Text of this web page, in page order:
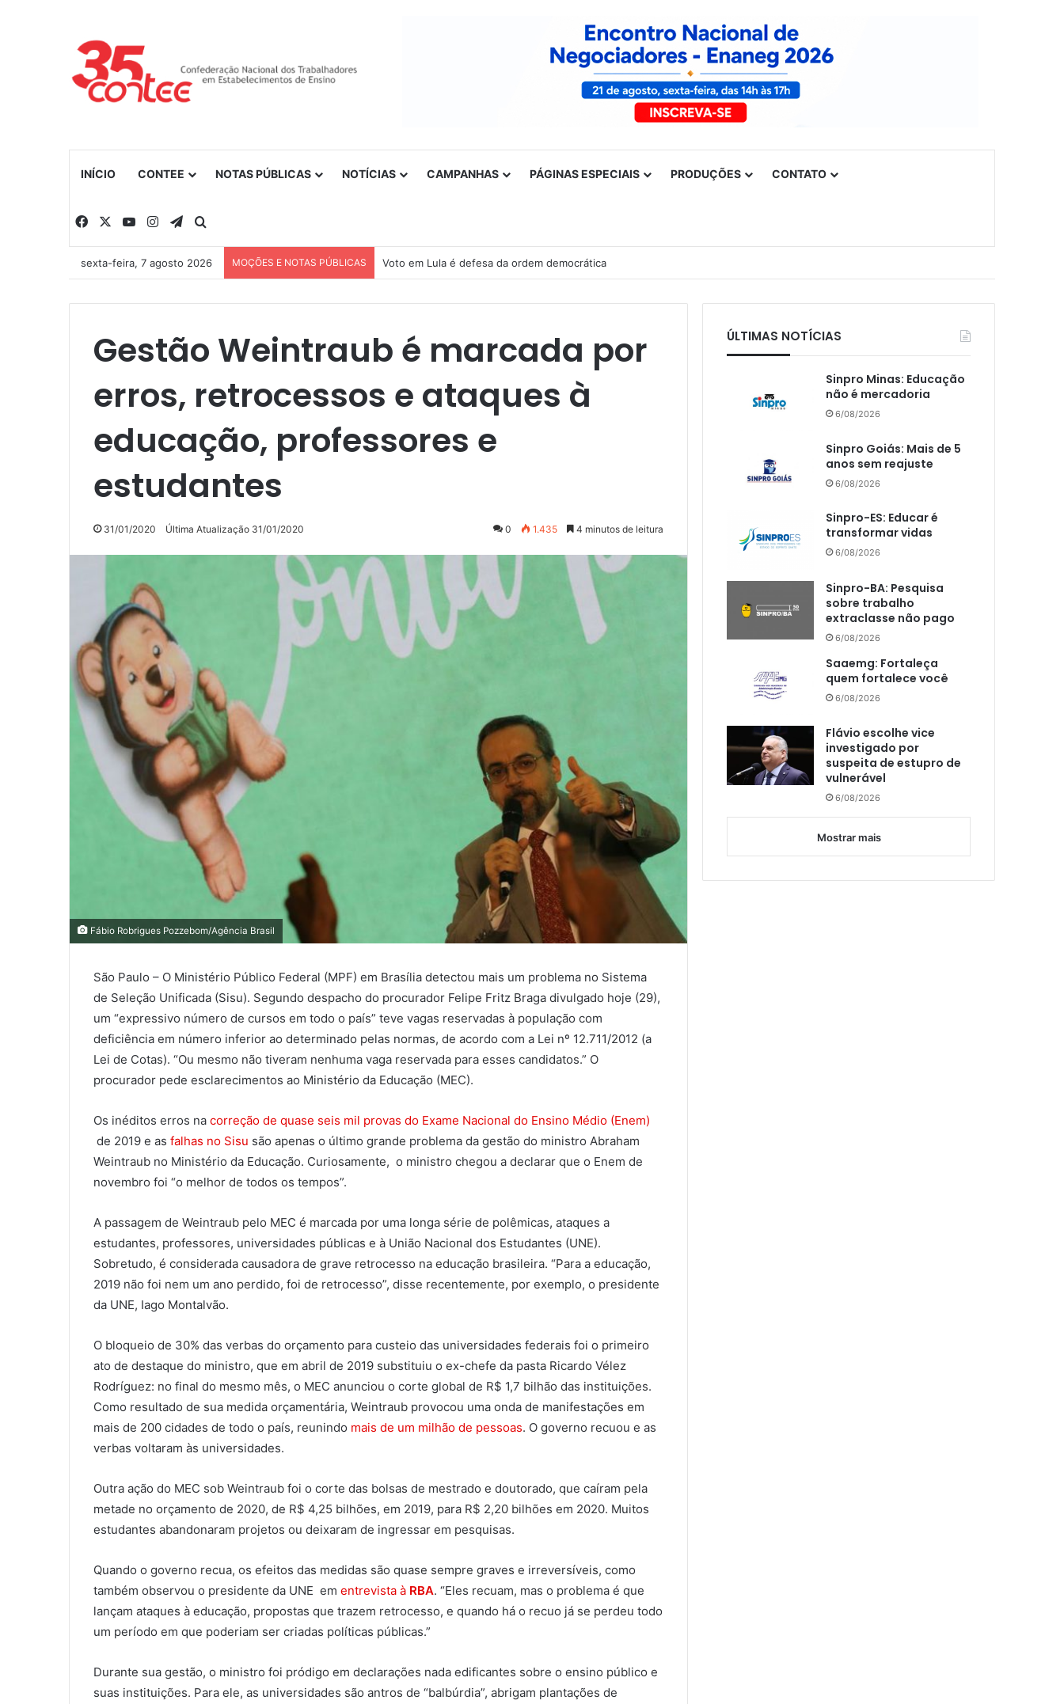
INÍCIO CONTEE NOTAS PÚBLICAS NOTÍCIAS CAMPANHAS PÁGINAS ESPECIAIS PRODUÇÕES CONTATO
Facebook YouTubeInstagramTelegram
sexta-feira, 7 agosto 2026 MOÇÕES E NOTAS PÚBLICAS
Gestão Weintraub é marcada por
erros, retrocessos e ataques à
educação, professores e
estudantes
31/01/2020 Última Atualização 31/01/2020 0 1.435 4 minutos de leitura
Fábio Robrigues Pozzebom/Agência Brasil
São Paulo – O Ministério Público Federal (MPF) em Brasília detectou mais um problema no Sistema
de Seleção Unificada (Sisu). Segundo despacho do procurador Felipe Fritz Braga divulgado hoje (29),
um “expressivo número de cursos em todo o país” teve vagas reservadas à população com
deficiência em número inferior ao determinado pelas normas, de acordo com a Lei nº 12.711/2012 (a
Lei de Cotas). “Ou mesmo não tiveram nenhuma vaga reservada para esses candidatos.” O
procurador pede esclarecimentos ao Ministério da Educação (MEC).
Os inéditos erros na correção de quase seis mil provas do Exame Nacional do Ensino Médio (Enem)
de 2019 e as falhas no Sisu são apenas o último grande problema da gestão do ministro Abraham
Weintraub no Ministério da Educação. Curiosamente, o ministro chegou a declarar que o Enem de
novembro foi “o melhor de todos os tempos”.
A passagem de Weintraub pelo MEC é marcada por uma longa série de polêmicas, ataques a
estudantes, professores, universidades públicas e à União Nacional dos Estudantes (UNE).
Sobretudo, é considerada causadora de grave retrocesso na educação brasileira. “Para a educação,
2019 não foi nem um ano perdido, foi de retrocesso”, disse recentemente, por exemplo, o presidente
da UNE, Iago Montalvão.
O bloqueio de 30% das verbas do orçamento para custeio das universidades federais foi o primeiro
ato de destaque do ministro, que em abril de 2019 substituiu o ex-chefe da pasta Ricardo Vélez
Rodríguez: no final do mesmo mês, o MEC anunciou o corte global de R$ 1,7 bilhão das instituições.
Como resultado de sua medida orçamentária, Weintraub provocou uma onda de manifestações em
mais de 200 cidades de todo o país, reunindo mais de um milhão de pessoas. O governo recuou e as
verbas voltaram às universidades.
Outra ação do MEC sob Weintraub foi o corte das bolsas de mestrado e doutorado, que caíram pela
metade no orçamento de 2020, de R$ 4,25 bilhões, em 2019, para R$ 2,20 bilhões em 2020. Muitos
estudantes abandonaram projetos ou deixaram de ingressar em pesquisas.
Quando o governo recua, os efeitos das medidas são quase sempre graves e irreversíveis, como
também observou o presidente da UNE em entrevista à RBA. “Eles recuam, mas o problema é que
lançam ataques à educação, propostas que trazem retrocesso, e quando há o recuo já se perdeu todo
um período em que poderiam ser criadas políticas públicas.”
Durante sua gestão, o ministro foi pródigo em declarações nada edificantes sobre o ensino público e
suas instituições. Para ele, as universidades são antros de “balbúrdia”, abrigam plantações de
ÚLTIMAS NOTÍCIAS
Sinpro Minas: Educação
não é mercadoria
6/08/2026
Sinpro Goiás: Mais de 5
anos sem reajuste
6/08/2026
Sinpro-ES: Educar é
transformar vidas
6/08/2026
Sinpro-BA: Pesquisa
sobre trabalho
extraclasse não pago
6/08/2026
Saaemg: Fortaleça
quem fortalece você
6/08/2026
Flávio escolhe vice
investigado por
suspeita de estupro de
vulnerável
6/08/2026
Mostrar mais